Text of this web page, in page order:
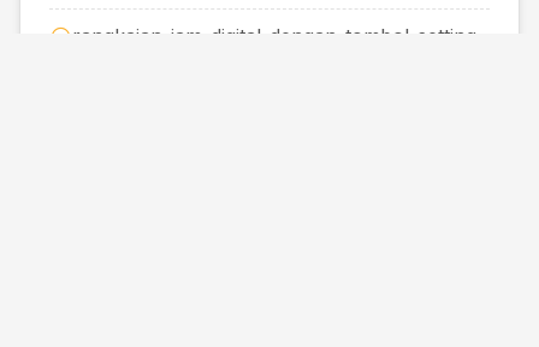
rangkaian-jam-digital-dengan-tombol-setting